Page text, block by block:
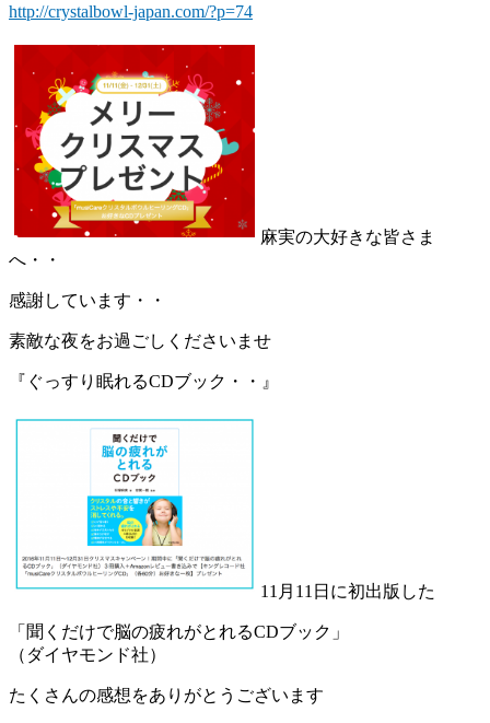
http://crystalbowl-japan.com/?p=74
麻実の大好きな皆さま
へ・・
感謝しています・・
素敵な夜をお過ごしくださいませ
『ぐっすり眠れるCDブック・・』
11月11日に初出版した
「聞くだけで脳の疲れがとれるCDブック」
（ダイヤモンド社）
たくさんの感想をありがとうございます